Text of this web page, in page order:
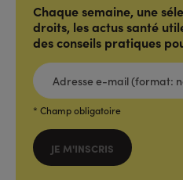
Chaque semaine, une
droits, les actus santé
des conseils pratiques
ADRESSE
E-
MAIL
(FORMAT:
NOM@DOMAINE.COM)*
* Champ obligatoire
JE M'INSCRIS